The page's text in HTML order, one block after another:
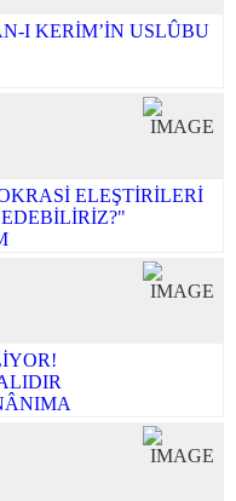
I KERİM’İN USLÛBU
ELEŞTİRİLERİ
İHTİYACIMIZ
HAİNLERE